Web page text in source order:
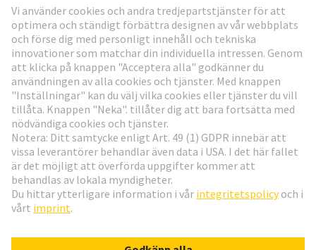
Gå till registrering
Social Media
Sverige